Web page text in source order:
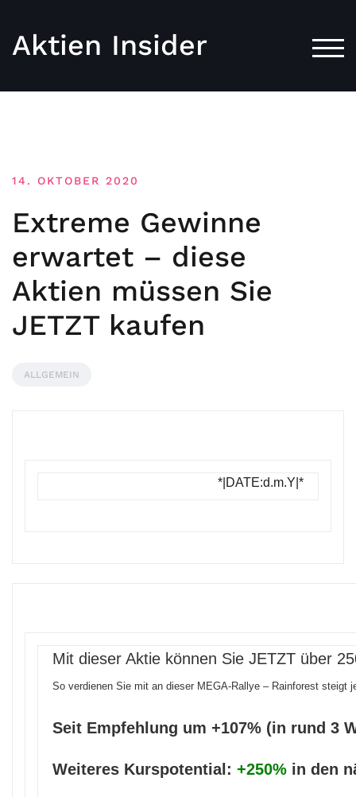
Aktien Insider
14. OKTOBER 2020
Extreme Gewinne
erwartet – diese
Aktien müssen Sie
JETZT kaufen
ALLGEMEIN
*|DATE:d.m.Y|*
Mit dieser Aktie können Sie JETZT über
So verdienen Sie mit an dieser MEGA-Rallye – Rainforest steigt
Seit Empfehlung um +107% (in rund 3
Weiteres Kurspotential: +250% in den